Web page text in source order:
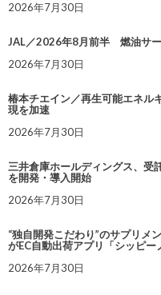
2026年7月30日
JAL／2026年8月前半 燃油サ
2026年7月30日
椿本チエイン／再生可能エネル
現を加速
2026年7月30日
三井倉庫ホールディングス、受
を開発・導入開始
2026年7月30日
“独自開発こだわり”のサプリメ
がEC自動出荷アプリ「シッピー
2026年7月30日